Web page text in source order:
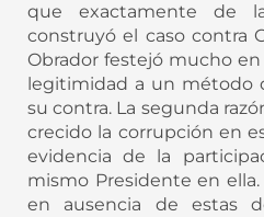
que exactamente de
construyó el caso contra
Obrador festejó mucho
legitimidad a un método
su contra. La segunda
crecido la corrupción en
evidencia de la
mismo Presidente en
en ausencia de estas